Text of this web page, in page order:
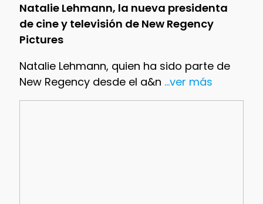
Natalie Lehmann, la nueva presidenta
de cine y televisión de New Regency
Pictures
Natalie Lehmann, quien ha sido parte de
New Regency desde el a&n ...ver más